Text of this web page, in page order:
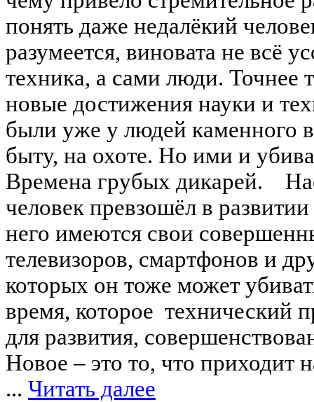
понять даже недалёкий
разумеется, виновата не всё
техника, а сами люди. Точнее
новые достижения науки и
были уже у людей каменного
быту, на охоте. Но ими и
Времена грубых дикарей.
человек превзошёл в
него имеются свои
телевизоров, смартфонов и
которых он тоже может
время, которое технический
для развития,
Новое – это то, что
... Читать далее